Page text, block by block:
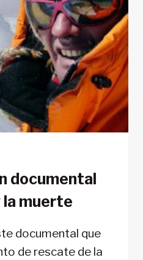
documental
la muerte
documental que
de rescate de la